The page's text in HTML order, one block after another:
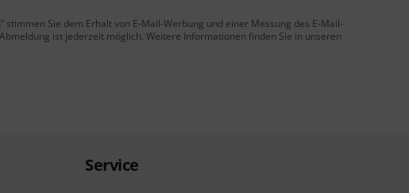
stimmen Sie dem Erhalt von E-Mail-Werbung und einer Messung des E-Mail-
ist jederzeit möglich. Weitere Informationen finden Sie in unseren
Service